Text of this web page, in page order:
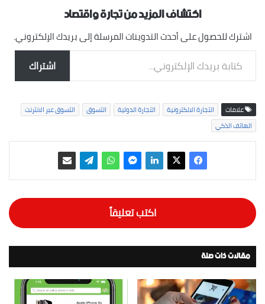
اكتشاف المزيد من تجارة واقتصاد
اشترك للحصول على أحدث التدوينات المرسلة إلى بريدك الإلكتروني.
كتابة بريدك الإلكتروني...
اشتراك
علامات التجارة الالكترونية التجارة الدولية التسوق
التسوق عبر الانترنت
الهاتف الذكي
اكتب تعليقاً
مقالات ذات صلة